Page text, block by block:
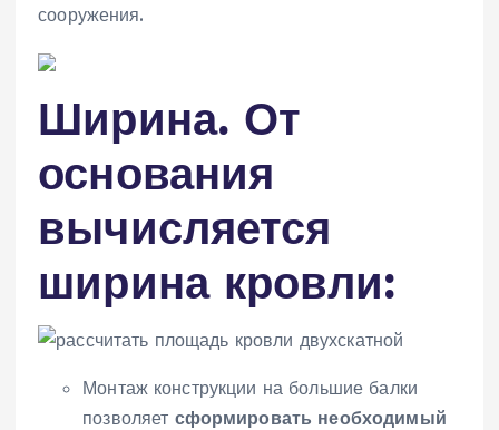
сооружения.
Ширина. От
основания
вычисляется
ширина кровли:
Монтаж конструкции на большие балки
позволяет сформировать необходимый